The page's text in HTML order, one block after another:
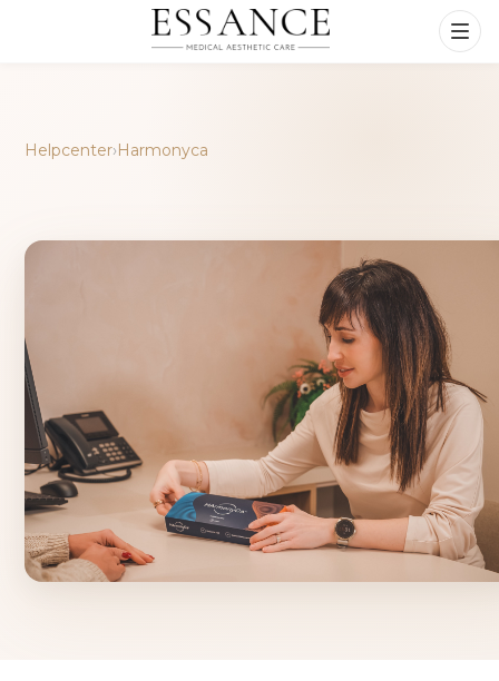
Helpcenter›Harmonyca